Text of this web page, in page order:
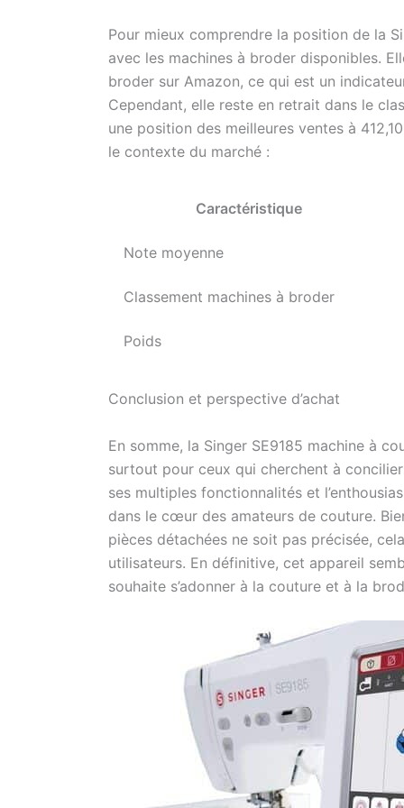
Pour mieux comprendre la position de la
avec les machines à broder disponibles.
broder sur Amazon, ce qui est un
Cependant, elle reste en retrait dans le
une position des meilleures ventes à
le contexte du marché :
Caractéristique
Note moyenne
Classement machines à broder
Poids
Conclusion et perspective d’achat
En somme, la Singer SE9185 machine à
surtout pour ceux qui cherchent à
ses multiples fonctionnalités et
dans le cœur des amateurs de couture.
pièces détachées ne soit pas précisée,
utilisateurs. En définitive, cet appareil
souhaite s’adonner à la couture et à la